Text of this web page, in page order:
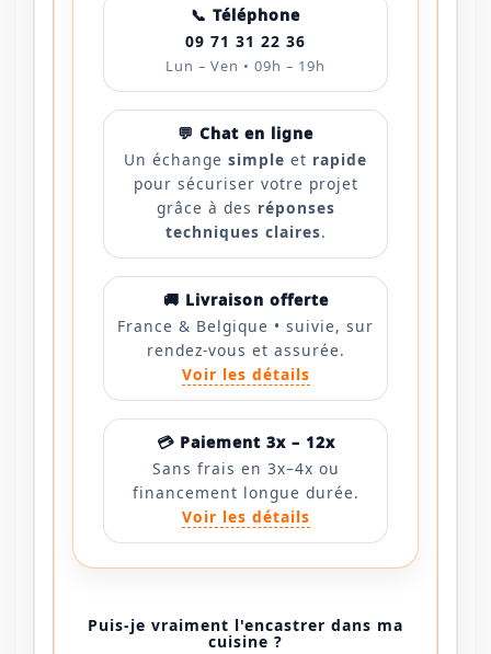
📞 Téléphone
09 71 31 22 36
Lun – Ven • 09h – 19h
💬 Chat en ligne
Un échange simple et rapide
pour sécuriser votre projet
grâce à des réponses
techniques claires.
🚚 Livraison offerte
France & Belgique • suivie, sur
rendez-vous et assurée.
Voir les détails
💳 Paiement 3x – 12x
Sans frais en 3x–4x ou
financement longue durée.
Voir les détails
Puis-je vraiment l'encastrer dans ma
cuisine ?